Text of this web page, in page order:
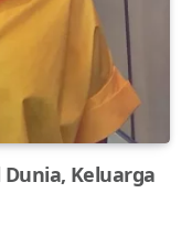
Keluarga